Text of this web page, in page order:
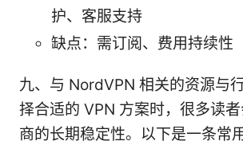
护、客服支持
缺点：需订阅、费用持续性
九、与 NordVPN 相关的资源与
择合适的 VPN 方案时，很多读
商的长期稳定性。以下是一条常